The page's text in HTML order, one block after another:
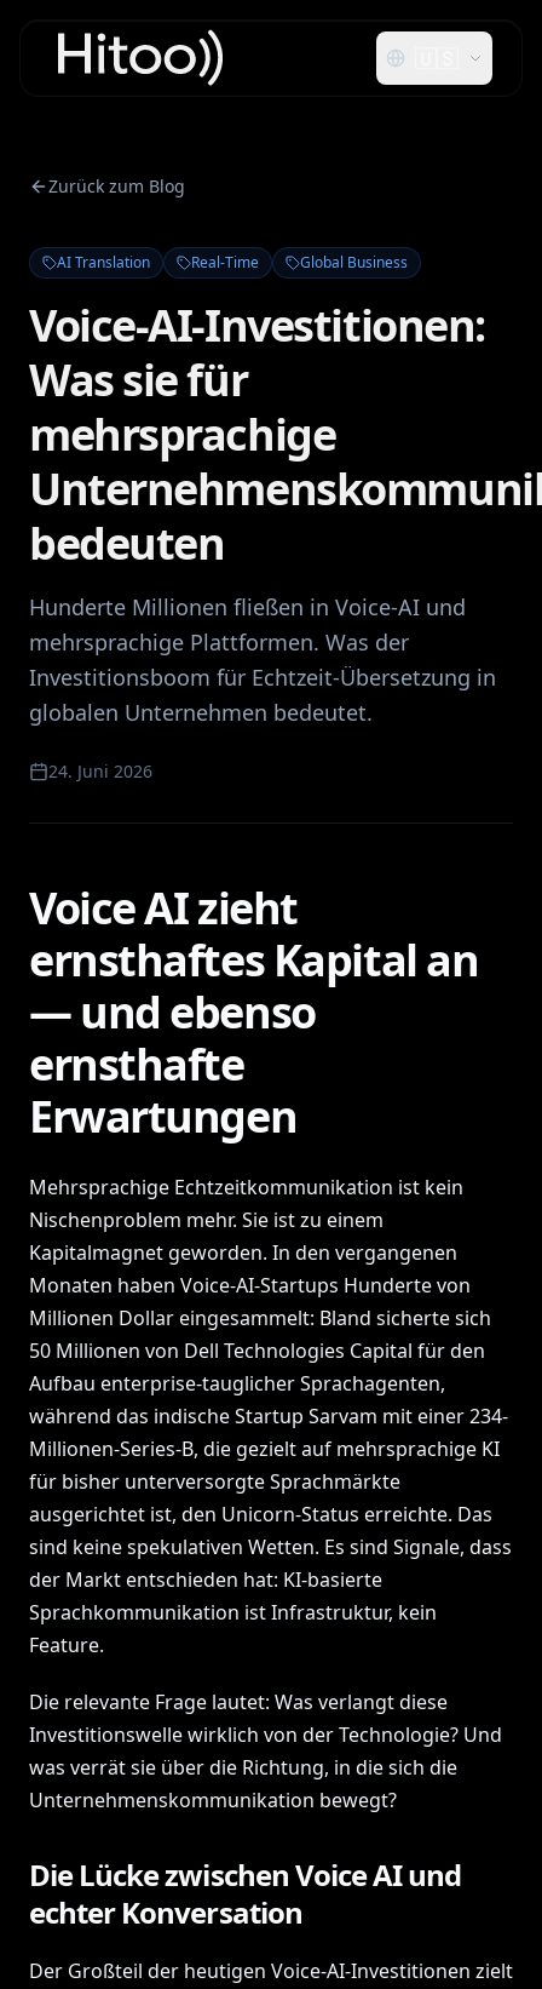
Zurück zum Blog
AI Translation Real-Time Global Business
Voice-AI-Investitionen:
Was sie für
mehrsprachige
bedeuten
Hunderte Millionen fließen in Voice-AI und
mehrsprachige Plattformen. Was der
Investitionsboom für Echtzeit-Übersetzung in
globalen Unternehmen bedeutet.
24. Juni 2026
Voice AI zieht
ernsthaftes Kapital an
— und ebenso
ernsthafte
Erwartungen
Mehrsprachige Echtzeitkommunikation ist kein
Nischenproblem mehr. Sie ist zu einem
Kapitalmagnet geworden. In den vergangenen
Monaten haben Voice-AI-Startups Hunderte von
Millionen Dollar eingesammelt: Bland sicherte sich
50 Millionen von Dell Technologies Capital für den
Aufbau enterprise-tauglicher Sprachagenten,
während das indische Startup Sarvam mit einer 234-
Millionen-Series-B, die gezielt auf mehrsprachige KI
für bisher unterversorgte Sprachmärkte
ausgerichtet ist, den Unicorn-Status erreichte. Das
sind keine spekulativen Wetten. Es sind Signale, dass
der Markt entschieden hat: KI-basierte
Sprachkommunikation ist Infrastruktur, kein
Feature.
Die relevante Frage lautet: Was verlangt diese
Investitionswelle wirklich von der Technologie? Und
was verrät sie über die Richtung, in die sich die
Unternehmenskommunikation bewegt?
Die Lücke zwischen Voice AI und
echter Konversation
Der Großteil der heutigen Voice-AI-Investitionen zielt